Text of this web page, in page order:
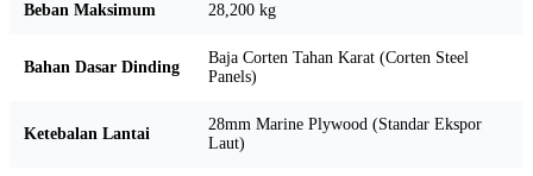
Beban Maksimum 28,200 kg
Bahan Dasar Dinding
Baja Corten Tahan Karat (Corten Steel
Panels)
Ketebalan Lantai
28mm Marine Plywood (Standar Ekspor
Laut)